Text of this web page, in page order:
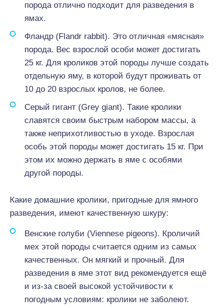
порода отлично подходит для разведения в
ямах.
Фландр (Flandr rabbit). Это отличная «мясная»
порода. Вес взрослой особи может достигать
25 кг. Для кроликов этой породы лучше создать
отдельную яму, в которой будут проживать от
10 до 20 взрослых кролов, не более.
Серый гигант (Grey giant). Такие кролики
славятся своим быстрым набором массы, а
также неприхотливостью в уходе. Взрослая
особь этой породы может достигать 15 кг. При
этом их можно держать в яме с особями
другой породы.
Какие домашние кролики, пригодные для ямного
разведения, имеют качественную шкуру:
Венские голуби (Viennese pigeons). Кроличий
мех этой породы считается одним из самых
качественных. Он мягкий и прочный. Для
разведения в яме этот вид рекомендуется ещё
и из-за своей высокой устойчивости к
погодным условиям: кролики не заболеют.